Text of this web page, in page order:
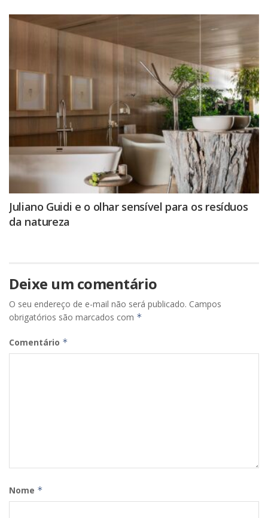
Juliano Guidi e o olhar sensível para os resíduos
da natureza
Deixe um comentário
O seu endereço de e-mail não será publicado. Campos
obrigatórios são marcados com *
Comentário *
Nome *